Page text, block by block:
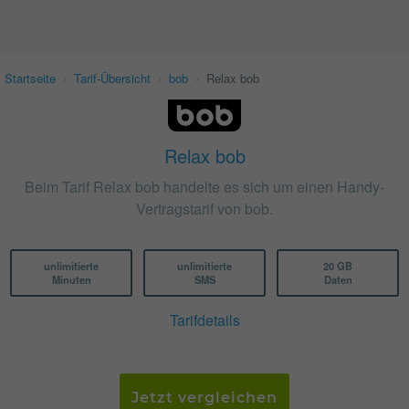
Startseite Tarif-Übersicht bob Relax bob
Relax bob
Beim Tarif Relax bob handelte es sich um einen Handy-
Vertragstarif von bob.
unlimitierte
Minuten
unlimitierte
SMS
20 GB
Daten
Tarifdetails
Jetzt vergleichen